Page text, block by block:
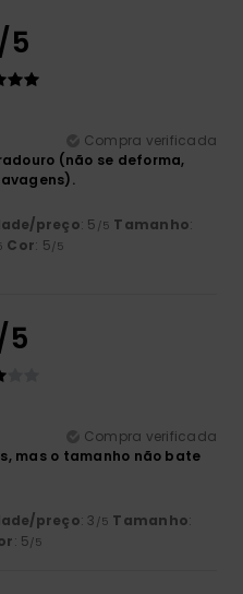
/5
Compra verificada
(não se deforma,
preço: 5 /5 Tamanho:
Cor: 5/5
5
Compra verificada
mas o tamanho não bate
preço: 3 /5 Tamanho:
: 5/5